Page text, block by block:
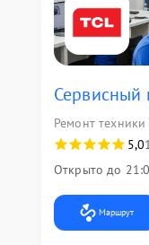
Сервисный
Ремонт техники
5,0
Открыто до
Маршрут